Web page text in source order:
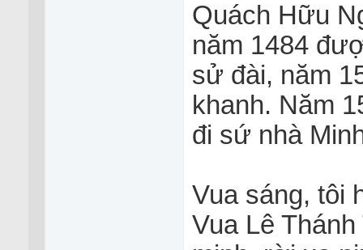
Quách Hữu
năm 1484
sử đài, năm
khanh. Năm
đi sứ nhà
Vua sáng, tôi
Vua Lê